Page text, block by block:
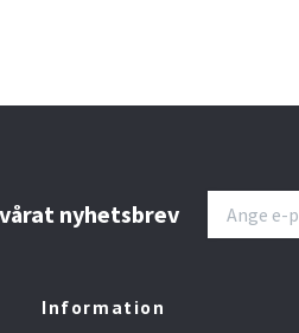
nyhetsbrev
Information